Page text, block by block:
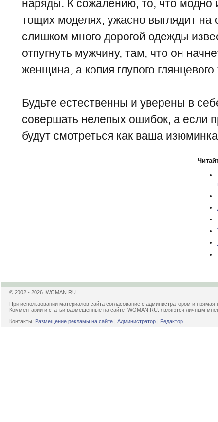
наряды. К сожалению, то, что модно
тощих моделях, ужасно выглядит
слишком много дорогой одежды
отпугнуть мужчину, там, что он
женщина, а копия глупого
Будьте естественны и уверены в
совершать нелепых ошибок, а если
будут смотреться как ваша
© 2002 - 2026 IWOMAN.RU
При использовании материалов сайта согласование с администратором и прямая
Комментарии и статьи размещенные на сайте IWOMAN.RU, являются личным
Контакты: Размещение рекламы на сайте | Администратор | Редактор